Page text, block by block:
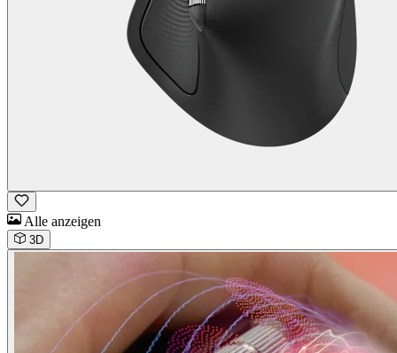
Alle anzeigen
3D